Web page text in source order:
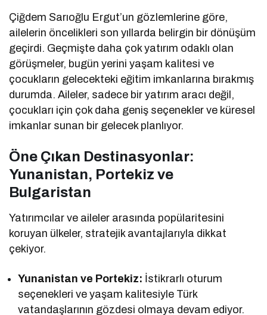
Çiğdem Sarıoğlu Ergut’un gözlemlerine göre,
ailelerin öncelikleri son yıllarda belirgin bir dönüşüm
geçirdi. Geçmişte daha çok yatırım odaklı olan
görüşmeler, bugün yerini yaşam kalitesi ve
çocukların gelecekteki eğitim imkanlarına bırakmış
durumda. Aileler, sadece bir yatırım aracı değil,
çocukları için çok daha geniş seçenekler ve küresel
imkanlar sunan bir gelecek planlıyor.
Öne Çıkan Destinasyonlar:
Yunanistan, Portekiz ve
Bulgaristan
Yatırımcılar ve aileler arasında popülaritesini
koruyan ülkeler, stratejik avantajlarıyla dikkat
çekiyor.
Yunanistan ve Portekiz: İstikrarlı oturum
seçenekleri ve yaşam kalitesiyle Türk
vatandaşlarının gözdesi olmaya devam ediyor.